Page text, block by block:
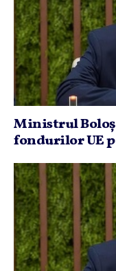
Ministrul
fondurilor UE